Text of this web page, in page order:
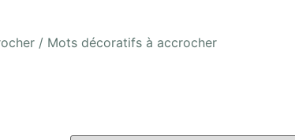
/ Mots décoratifs à accrocher